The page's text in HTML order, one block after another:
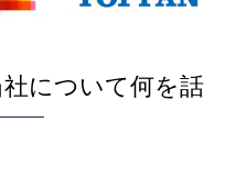
について何を話